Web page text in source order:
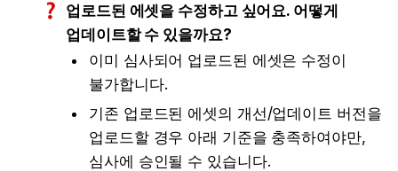
업로드된 에셋을 수정하고 싶어요. 어떻게
업데이트할 수 있을까요?
이미 심사되어 업로드된 에셋은 수정이
불가합니다.
기존 업로드된 에셋의 개선/업데이트 버전을
업로드할 경우 아래 기준을 충족하여야만,
심사에 승인될 수 있습니다.